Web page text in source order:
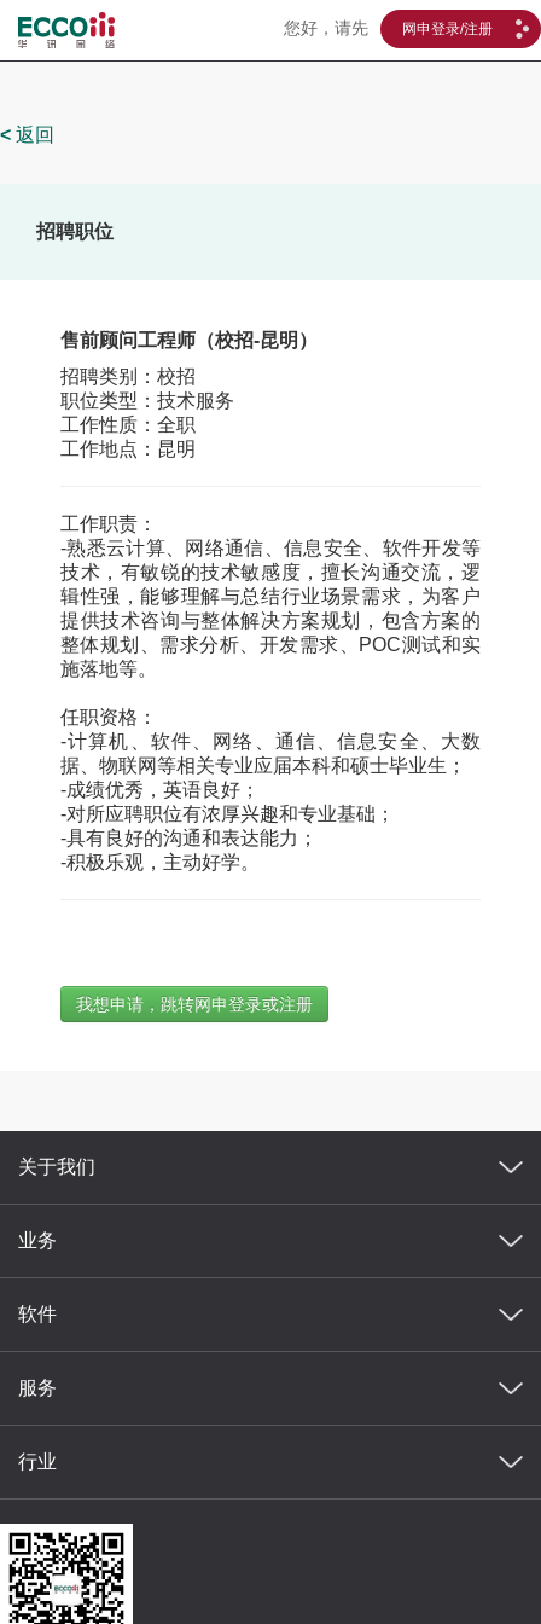
您好，请先 网申登录/注册
< 返回
招聘职位
售前顾问工程师（校招-昆明）
招聘类别：校招
职位类型：技术服务
工作性质：全职
工作地点：昆明
工作职责：
-熟悉云计算、网络通信、信息安全、软件开发等
技术，有敏锐的技术敏感度，擅长沟通交流，逻
辑性强，能够理解与总结行业场景需求，为客户
提供技术咨询与整体解决方案规划，包含方案的
整体规划、需求分析、开发需求、POC测试和实
施落地等。
任职资格：
-计算机、软件、网络、通信、信息安全、大数
据、物联网等相关专业应届本科和硕士毕业生；
-成绩优秀，英语良好；
-对所应聘职位有浓厚兴趣和专业基础；
-具有良好的沟通和表达能力；
-积极乐观，主动好学。
我想申请，跳转网申登录或注册
关于我们
业务
软件
服务
行业